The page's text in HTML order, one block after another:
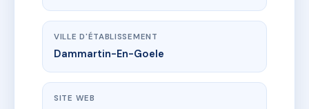
VILLE D'ÉTABLISSEMENT
Dammartin-En-Goele
SITE WEB